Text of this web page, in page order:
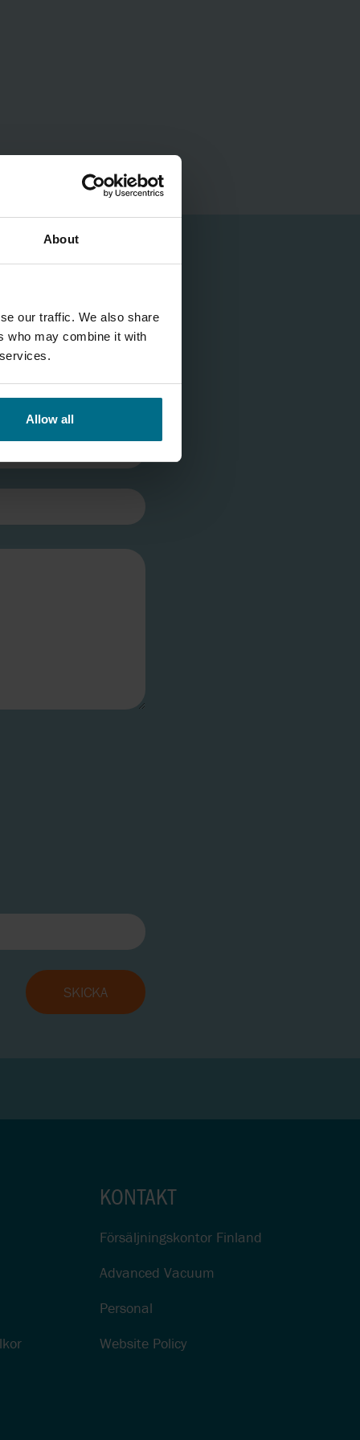
About
our traffic. We also share
who may combine it with
Allow all
KONTAKT
Försäljningskontor Finland
Advanced Vacuum
Personal
Website Policy